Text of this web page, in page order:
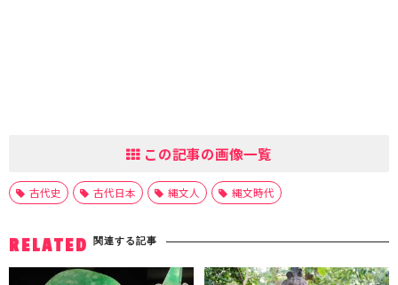
この記事の画像一覧
古代史 古代日本 縄文人 縄文時代
RELATED 関連する記事